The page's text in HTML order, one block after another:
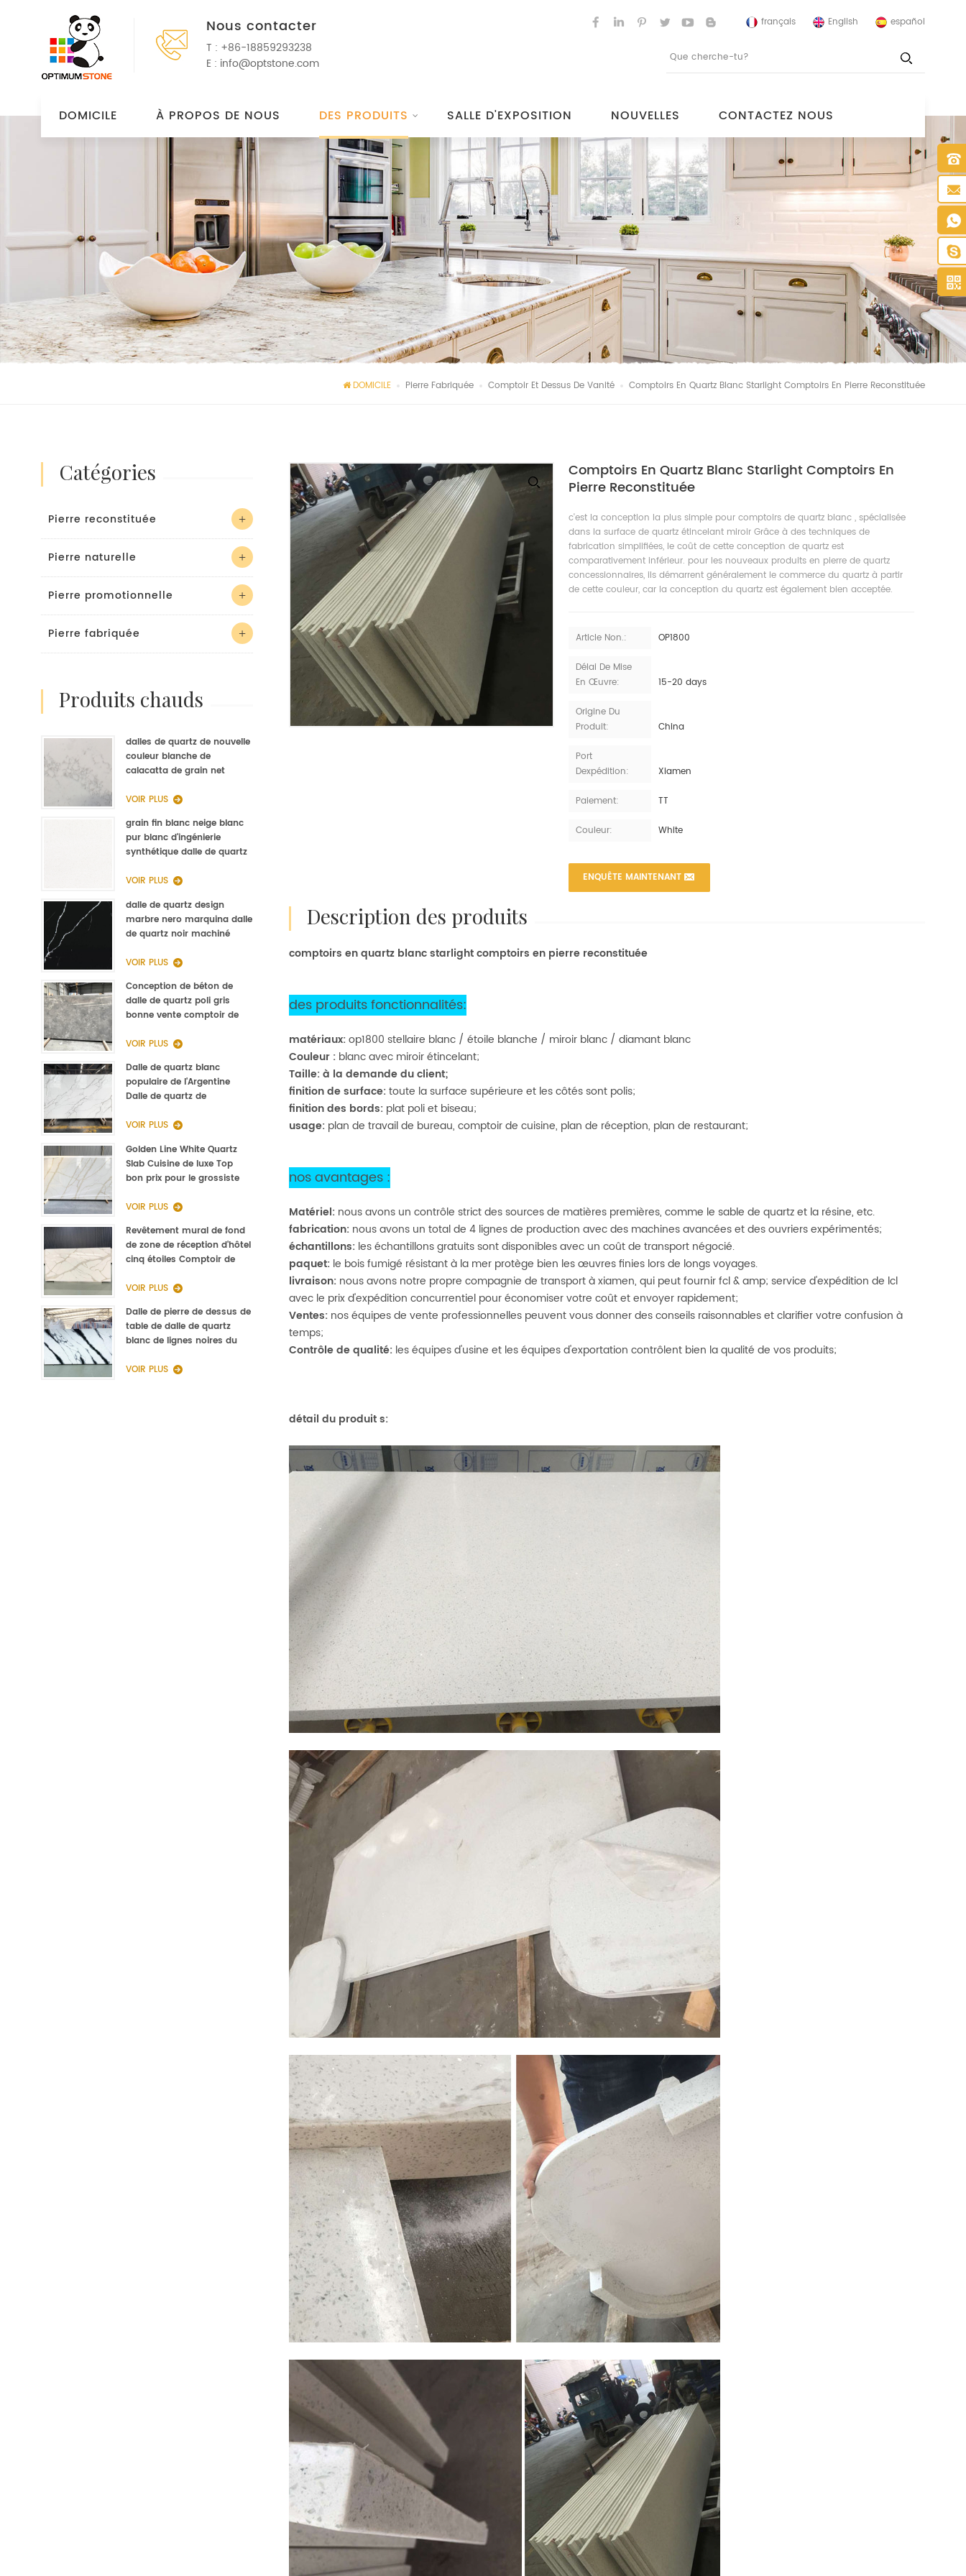
Nous contacter
T : +86-18859293238
E : info@optstone.com
français English español
DOMICILE À PROPOS DE NOUS DES PRODUITS SALLE D'EXPOSITION NOUVELLES CONTACTEZ NOUS
DOMICILE Pierre Fabriquée Comptoir Et Dessus De Vanité Comptoirs En Quartz Blanc Starlight Comptoirs En Pierre Reconstituée
Comptoirs En Quartz Blanc Starlight Comptoirs En
Pierre Reconstituée
c'est la conception la plus simple pour comptoirs de quartz blanc , spécialisée
dans la surface de quartz étincelant miroir Grâce à des techniques de
fabrication simplifiées, le coût de cette conception de quartz est
comparativement inférieur. pour les nouveaux produits en pierre de quartz
concessionnaires, ils démarrent généralement le commerce du quartz à partir
de cette couleur, car la conception du quartz est également bien acceptée.
Article Non.: OP1800
Délai De Mise
En Œuvre:
15-20 days
Origine Du
Produit:
China
Port
Dexpédition:
Xiamen
Paiement: TT
Couleur: White
ENQUÊTE MAINTENANT
description des produits
comptoirs en quartz blanc starlight comptoirs en pierre reconstituée
des produitsfonctionnalités:
matériaux:op1800 stellaire blanc / étoile blanche / miroir blanc / diamant blanc
Couleur : blanc avec miroir étincelant;
Taille:à la demande du client;
finition de surface:toute la surface supérieure et les côtés sont polis;
finition des bords: plat poli et biseau;
usage: plan de travail de bureau, comptoir de cuisine, plan de réception, plan de restaurant;
nos avantages :
Matériel: nous avons un contrôle strict des sources de matières premières, comme le sable de quartz et la résine, etc.
fabrication: nous avons un total de 4 lignes de production avec des machines avancées et des ouvriers expérimentés;
échantillons: les échantillons gratuits sont disponibles avec un coût de transport négocié.
paquet: le bois fumigé résistant à la mer protège bien les œuvres finies lors de longs voyages.
livraison: nous avons notre propre compagnie de transport à xiamen, qui peut fournir fcl & amp; service d'expédition de lcl
avec le prix d'expédition concurrentiel pour économiser votre coût et envoyer rapidement;
Ventes: nos équipes de vente professionnelles peuvent vous donner des conseils raisonnables et clarifier votre confusion à
temps;
Contrôle de qualité: les équipes d'usine et les équipes d'exportation contrôlent bien la qualité de vos produits;
détail du produits:
catégories
Pierre reconstituée
Pierre naturelle
Pierre promotionnelle
Pierre fabriquée
produits chauds
dalles de quartz de nouvelle
couleur blanche de
calacatta de grain net
de quartz de cuisine
VOIR PLUS
grain fin blanc neige blanc
pur blanc d'ingénierie
synthétique dalle de quartz
VOIR PLUS
dalle de quartz design
marbre nero marquina dalle
de quartz noir machiné
VOIR PLUS
Conception de béton de
dalle de quartz poli gris
bonne vente comptoir de
VOIR PLUS
Dalle de quartz blanc
populaire de l'Argentine
Dalle de quartz de
3000 * 1400 * 20mm
VOIR PLUS
Golden Line White Quartz
Slab Cuisine de luxe Top
bon prix pour le grossiste
VOIR PLUS
Revêtement mural de fond
de zone de réception d'hôtel
cinq étoiles Comptoir de
VOIR PLUS
Dalle de pierre de dessus de
table de dalle de quartz
blanc de lignes noires du
VOIR PLUS